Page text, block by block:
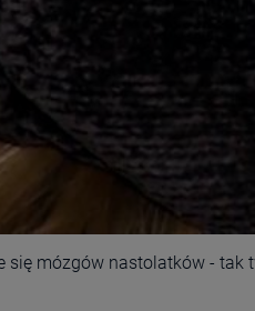
się mózgów nastolatków - tak